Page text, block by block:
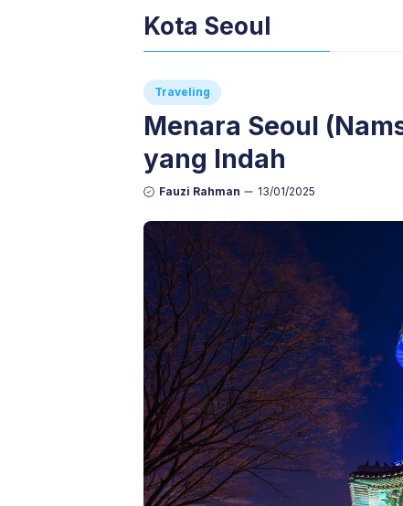
Kota Seoul
Traveling
Menara Seoul
yang Indah
Fauzi Rahman 13/01/2025